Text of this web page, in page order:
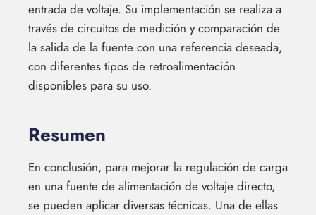
entrada de voltaje. Su implementación se realiza a
través de circuitos de medición y comparación de
la salida de la fuente con una referencia deseada,
con diferentes tipos de retroalimentación
disponibles para su uso.
Resumen
En conclusión, para mejorar la regulación de carga
en una fuente de alimentación de voltaje directo,
se pueden aplicar diversas técnicas. Una de ellas